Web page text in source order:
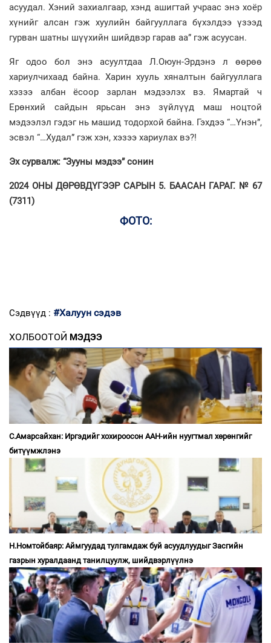
асуудал. Хэний захиалгаар, хэнд ашигтай учраас энэ хоёр
хүнийг алсан гэж хуулийн байгууллага бүхэлдээ үзээд
гурван шатны шүүхийн шийдвэр гарав аа” гэж асуусан.
Яг одоо бол энэ асуултдаа Л.Оюун-Эрдэнэ л өөрөө
хариулчихаад байна. Харин хууль хяналтын байгууллага
хэзээ албан ёсоор зарлан мэдээлэх вэ. Ямартай ч
Ерөнхий сайдын ярьсан энэ зүйлүүд маш ноцтой
мэдээлэл гэдэг нь машид тодорхой байна. Гэхдээ “…Үнэн”,
эсвэл “…Худал” гэж хэн, хэзээ хариулах вэ?!
Эх сурвалж: “Зууны мэдээ” сонин
2024 ОНЫ ДӨРӨВДҮГЭЭР САРЫН 5. БААСАН ГАРАГ. № 67
(7311)
ФОТО:
Сэдвүүд : #Халуун сэдэв
ХОЛБООТОЙ МЭДЭЭ
С.Амарсайхан: Иргэдийг хохироосон ААН-ийн нуугтмал хөрөнгийг
битүүмжлэнэ
Н.Номтойбаяр: Аймгуудад тулгамдаж буй асуудлуудыг Засгийн
газрын хуралдаанд танилцуулж, шийдвэрлүүлнэ